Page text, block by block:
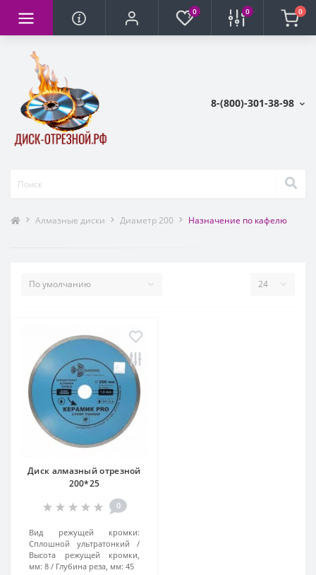
0 0 0
8-(800)-301-38-98
Алмазные диски Диаметр 200 Назначение по кафелю
Диск алмазный отрезной
200*25
0
Вид режущей кромки:
Сплошной ультратонкий
Высота режущей кромки,
мм: 8 Глубина реза, мм: 45